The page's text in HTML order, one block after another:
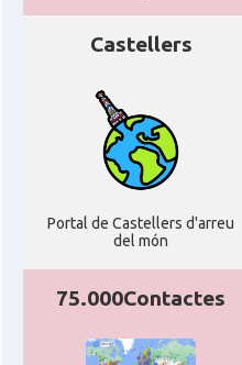
Castellers
Portal de Castellers d'arreu
del món
75.000Contactes